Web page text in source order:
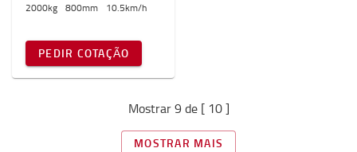
2000kg 800mm 10.5km/h
PEDIR COTAÇÃO
Mostrar 9 de [ 10 ]
MOSTRAR MAIS